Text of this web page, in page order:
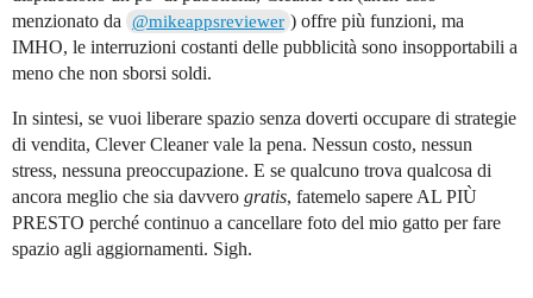
menzionato da
@mikeappsreviewer ) offre più funzioni, ma
IMHO, le interruzioni costanti delle pubblicità sono insopportabili a
meno che non sborsi soldi.
In sintesi, se vuoi liberare spazio senza doverti occupare di strategie
di vendita, Clever Cleaner vale la pena. Nessun costo, nessun
stress, nessuna preoccupazione. E se qualcuno trova qualcosa di
ancora meglio che sia davvero gratis, fatemelo sapere AL PIÙ
PRESTO perché continuo a cancellare foto del mio gatto per fare
spazio agli aggiornamenti. Sigh.